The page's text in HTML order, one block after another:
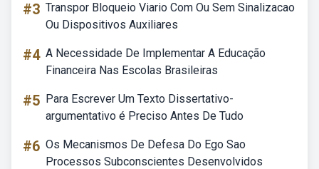
#3 Transpor Bloqueio Viario Com Ou Sem Sinalizacao
Ou Dispositivos Auxiliares
#4 A Necessidade De Implementar A Educação
Financeira Nas Escolas Brasileiras
#5 Para Escrever Um Texto Dissertativo-
argumentativo é Preciso Antes De Tudo
#6 Os Mecanismos De Defesa Do Ego Sao
Processos Subconscientes Desenvolvidos